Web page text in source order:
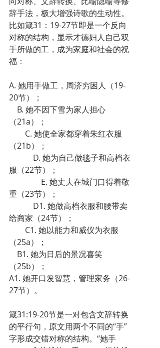
辞手法，极大增强诗歌的生动性。
比如箴31：19-27节即是一个反向
对称的结构，显示才德妇人自己双
手所做的工，成为家庭和社会的祝
福：
A. 她用手做工，周济穷困人（19-
20节）；
B. 她不因下雪为家人担心
（21a）；
C. 她使全家都穿着朱红衣服
（21b）；
D. 她为自己做毯子和高档衣
服（22节）；
E. 她丈夫在城门口得着敬
重（23节）；
D1. 她做高档衣服和腰带卖
给商家（24节）；
C1. 她以能力和威仪为衣服
（25a）；
B1. 她为日后的景况喜笑
（25b）；
A1. 她开口发智慧，管理家务（26-
27节）。
箴31:19-20节是一对包含文辞转换
的平行句，原文用两个不同的“手”
字形成交错对称的结构。“她手